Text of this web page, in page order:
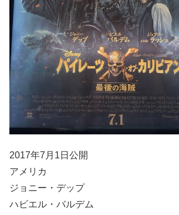
2017年7月1日公開
アメリカ
ジョニー・デップ
ハビエル・バルデム